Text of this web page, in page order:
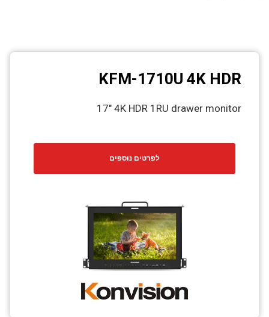
PTZ Confrence Camera
C-Mount Lenss
Professional Video Equipment
Fiber Optic
AV over IP
Photo Printers
KFM-1710U 4K HDR
17" 4K HDR 1RU drawer monitor
לפרטים נוספים